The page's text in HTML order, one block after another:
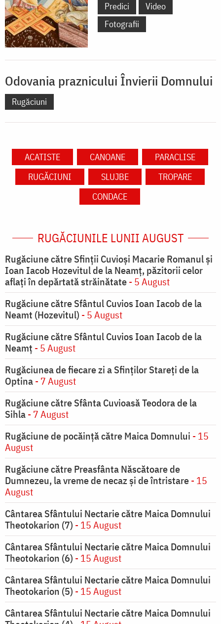
Predici
Video
Fotografii
Odovania praznicului Învierii Domnului
Rugăciuni
ACATISTE CANOANE
PARACLISE
RUGĂCIUNI
SLUJBE
TROPARE
CONDACE
RUGĂCIUNILE LUNII AUGUST
Rugăciune către Sfinții Cuvioși Macarie Romanul și
Ioan Iacob Hozevitul de la Neamț, păzitorii celor
aflați în depărtată străinătate- 5 August
Rugăciune către Sfântul Cuvios Ioan Iacob de la
Neamt (Hozevitul) - 5 August
Rugăciune către Sfântul Cuvios Ioan Iacob de la
Neamț - 5 August
Rugăciunea de fiecare zi a Sfinților Stareți de la
Optina- 7 August
Rugăciune către Sfânta Cuvioasă Teodora de la
Sihla- 7 August
Rugăciune de pocăinţă către Maica Domnului - 15
August
Rugăciune către Preasfânta Născătoare de
Dumnezeu, la vreme de necaz şi de întristare- 15
August
Cântarea Sfântului Nectarie către Maica Domnului
Theotokarion (7) - 15 August
Cântarea Sfântului Nectarie către Maica Domnului
Theotokarion (6) - 15 August
Cântarea Sfântului Nectarie către Maica Domnului
Theotokarion (5) - 15 August
Cântarea Sfântului Nectarie către Maica Domnului